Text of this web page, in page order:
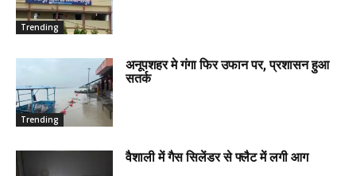
Trending
Trending
अनूपशहर मे गंगा फिर उफान पर, प्रशासन हुआ
सतर्क
वैशाली में गैस सिलेंडर से फ्लैट में लगी आग